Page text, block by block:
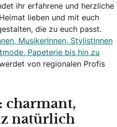
ihr erfahrene und herzliche
lieben und mit euch
die zu euch passt.
MusikerInnen, StylistInnen
Papeterie bis hin zu
von regionalen Profis
charmant,
natürlich